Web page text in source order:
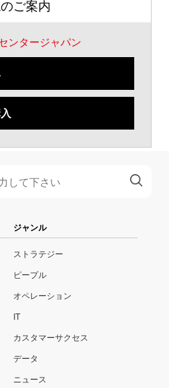
ご案内
ンタージャパン
ジャンル
ストラテジー
ピープル
オペレーション
IT
カスタマーサクセス
データ
ニュース